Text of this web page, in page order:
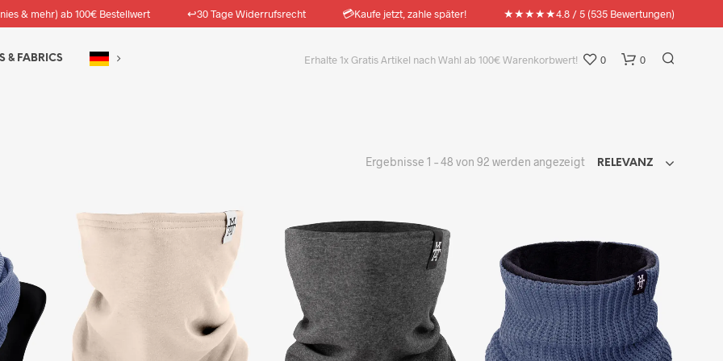
& mehr) ab 100€ Bestellwert ↩️30 Tage Widerrufsrecht 💳Kaufe jetzt, zahle später! ★★★★★4.8 / 5 (535 Bewertungen)
Erhalte 1x Gratis Artikel nach Wahl ab 100€ Warenkorbwert! 0 0
& FABRICS
RELEVANZ
Ergebnisse 1 – 48 von 92 werden angezeigtNach